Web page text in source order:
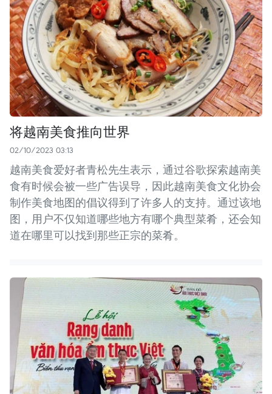
将越南美食推向世界
02/10/2023 03:13
越南美食爱好者青松先生表示，通过谷歌探索越南美
食有时候会被一些广告误导，因此越南美食文化协会
制作美食地图的倡议得到了许多人的支持。通过该地
图，用户不仅知道哪些地方有哪个典型菜肴，还会知
道在哪里可以找到那些正宗的菜肴。